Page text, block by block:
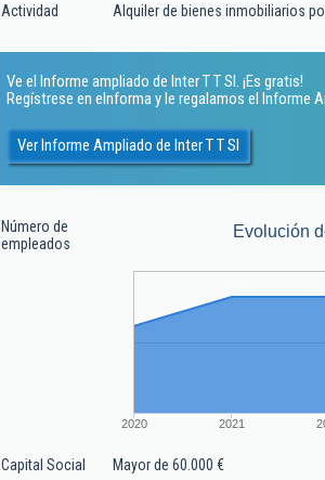
Actividad Alquiler de bienes inmobiliarios
Ve el Informe ampliado de Inter T T Sl. ¡Es gratis!
Regístrese en eInforma y le regalamos el Informe
Ver Informe Ampliado de Inter T T Sl
Número de
empleados
Evolución
2020 2021
Capital Social Mayor de 60.000 €